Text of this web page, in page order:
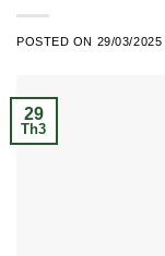
POSTED ON 29/03/2025
29
Th3